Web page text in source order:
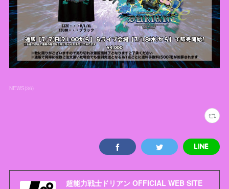
NEWS(36)
超能力戦士ドリアン OFFICIAL WEB SITE